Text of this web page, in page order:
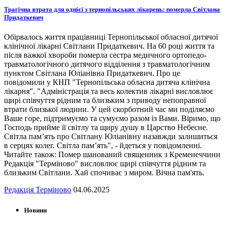
Трагічна втрата для однієї з тернопільських лікарень: померла Світлана
Придаткевич
Обірвалось життя працівниці Тернопільської обласної дитячої
клінічної лікарні Світлани Придаткевич. На 60 році життя та
після важкої хвороби померла сестра медичного ортопедо-
травматологічного дитячого відділення з травматологічним
пунктом Світлана Юліанівна Придаткевич. Про це
повідомили у КНП "Тернопільська обласна дитяча клінічна
лікарня". "Адміністрація та весь колектив лікарні висловлює
щирі співчуття рідним та близьким з приводу непоправної
втрати близької людини. У цей скорботний час ми поділяємо
Ваше горе, підтримуємо та сумуємо разом із Вами. Віримо, що
Господь прийме її світлу та щиру душу в Царство Небесне.
Світла пам’ять про Світлану Юліанівну назавжди залишиться
в серцях колег. Світла пам’ять", - йдеться у повідомленні.
Читайте також: Помер шанований священник з Кременеччини
Редакція "Терміново" висловлює щирі співчуття рідним та
близьким Світлани. Хай спочиває з миром. Вічна пам'ять.
Редакція Терміново 04.06.2025
Новини